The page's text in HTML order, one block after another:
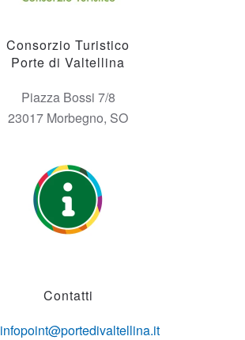
Consorzio Turistico
Porte di Valtellina
Piazza Bossi 7/8
23017 Morbegno, SO
Contatti
infopoint@portedivaltellina.it